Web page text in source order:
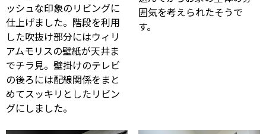
ッシュな印象のリビングに
仕上げました。 階段を利用
した吹抜け部分にはウィリ
アムモリスの壁紙が天井ま
でチラ見。壁掛けのテレビ
の後ろには配線関係をまと
めてスッキリとしたリビン
グにしました。
囲気を考えられたそうで
す。